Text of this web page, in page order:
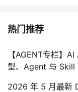
热门推荐
【AGENT专栏】
型、Agent 与 Skill
2026 年 5 月最新